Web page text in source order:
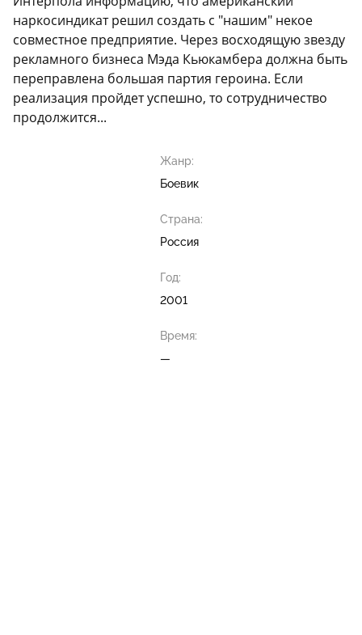
наркосиндикат решил создать с "нашим" некое
совместное предприятие. Через восходящую звезду
рекламного бизнеса Мэда Кьюкамбера должна быть
переправлена большая партия героина. Если
реализация пройдет успешно, то сотрудничество
продолжится...
Жанр:
Боевик
Страна:
Россия
Год:
2001
Время:
—